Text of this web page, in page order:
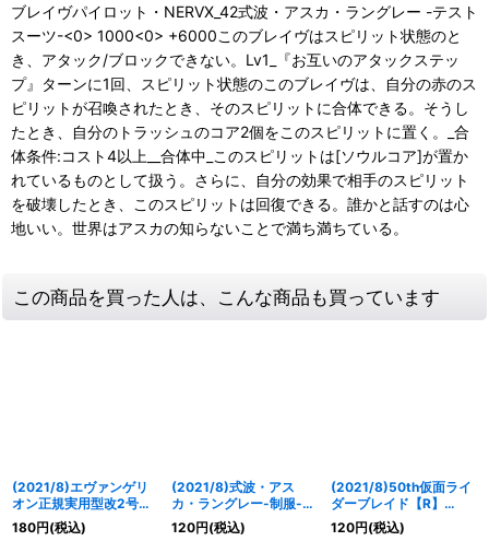
ブレイヴパイロット・NERVX_42式波・アスカ・ラングレー -テスト
スーツ-<0> 1000<0> +6000このブレイヴはスピリット状態のと
き、アタック/ブロックできない。Lv1_『お互いのアタックステッ
プ』ターンに1回、スピリット状態のこのブレイヴは、自分の赤のス
ピリットが召喚されたとき、そのスピリットに合体できる。そうし
たとき、自分のトラッシュのコア2個をこのスピリットに置く。_合
体条件:コスト4以上__合体中_このスピリットは[ソウルコア]が置か
れているものとして扱う。さらに、自分の効果で相手のスピリット
を破壊したとき、このスピリットは回復できる。誰かと話すのは心
地いい。世界はアスカの知らないことで満ち満ちている。
この商品を買った人は、こんな商品も買っています
(2021/8)エヴァンゲリ
オン正規実用型改2号機
γ【R】{CB21-004}
《赤》
180円(税込)
(2021/8)式波・アス
カ・ラングレー-制服-/
式波・アスカ・ラングレ
ー-プラグスーツ-【転醒
120円(税込)
(2021/8)50th仮面ライ
ダーブレイド【R】
{CB19-029}《黄》
120円(税込)